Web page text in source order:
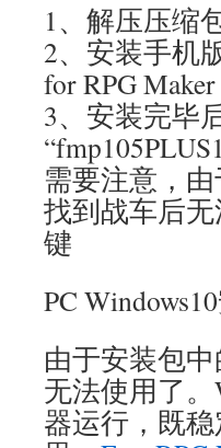
1、解压压缩
2、安装手机
for RPG
3、安装完毕
需要注意，
找到战车后
键
PC
由于安装包
无法使用了。
器运行，既